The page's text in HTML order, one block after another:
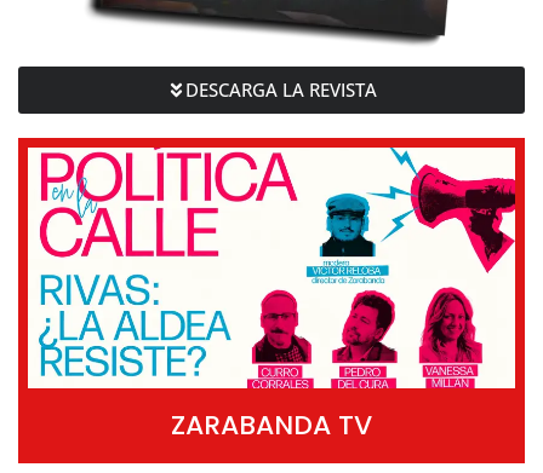
DESCARGA LA REVISTA
ZARABANDA TV